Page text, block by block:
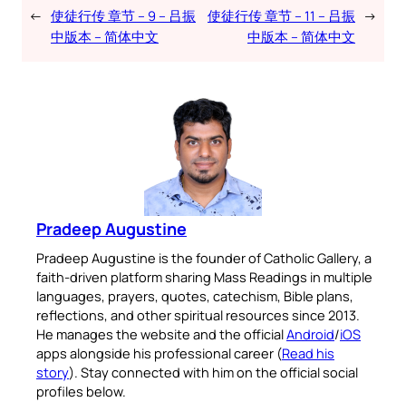
← 使徒行传 章节 – 9 – 吕振
中版本 – 简体中文
使徒行传 章节 – 11 – 吕振
中版本 – 简体中文
→
Pradeep Augustine
Pradeep Augustine is the founder of Catholic Gallery, a
faith-driven platform sharing Mass Readings in multiple
languages, prayers, quotes, catechism, Bible plans,
reflections, and other spiritual resources since 2013.
He manages the website and the officialAndroid/iOS
apps alongside his professional career (Read his
story). Stay connected with him on the official social
profiles below.